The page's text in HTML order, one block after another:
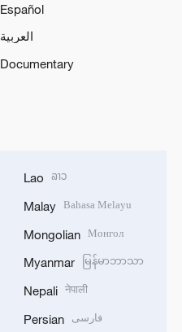
Español
العربية
Documentary
Lao ລາວ
Malay Bahasa Melayu
Mongolian Монгол
Myanmar မြန်မာဘာသာ
Nepali नेपाली
Persian فارسی